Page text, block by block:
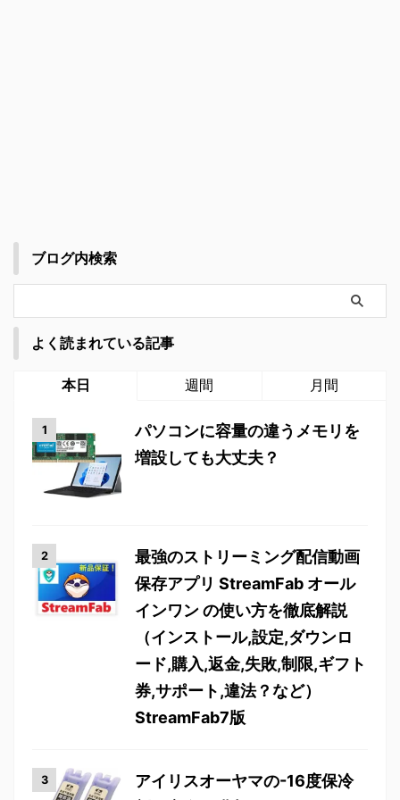
ブログ内検索
よく読まれている記事
本日 週間 月間
パソコンに容量の違うメモリを
増設しても大丈夫？
最強のストリーミング配信動画
保存アプリ StreamFab オール
インワン の使い方を徹底解説
（インストール,設定,ダウンロ
ード,購入,返金,失敗,制限,ギフト
券,サポート,違法？など）
StreamFab7版
アイリスオーヤマの-16度保冷